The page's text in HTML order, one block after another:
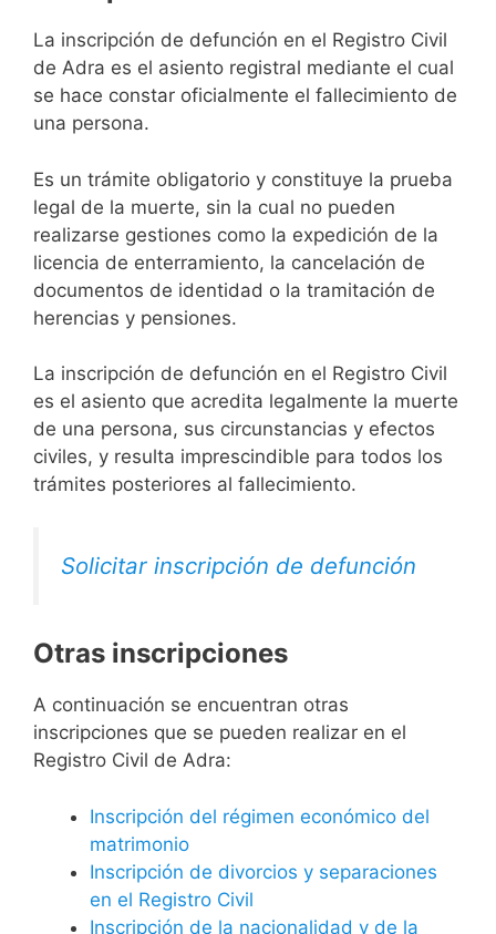
La inscripción de defunción en el Registro Civil
de Adra es el asiento registral mediante el cual
se hace constar oficialmente el fallecimiento de
una persona.
Es un trámite obligatorio y constituye la prueba
legal de la muerte, sin la cual no pueden
realizarse gestiones como la expedición de la
licencia de enterramiento, la cancelación de
documentos de identidad o la tramitación de
herencias y pensiones.
La inscripción de defunción en el Registro Civil
es el asiento que acredita legalmente la muerte
de una persona, sus circunstancias y efectos
civiles, y resulta imprescindible para todos los
trámites posteriores al fallecimiento.
Solicitar inscripción de defunción
Otras inscripciones
A continuación se encuentran otras
inscripciones que se pueden realizar en el
Registro Civil de Adra:
Inscripción del régimen económico del
matrimonio
Inscripción de divorcios y separaciones
en el Registro Civil
Inscripción de la nacionalidad y de la